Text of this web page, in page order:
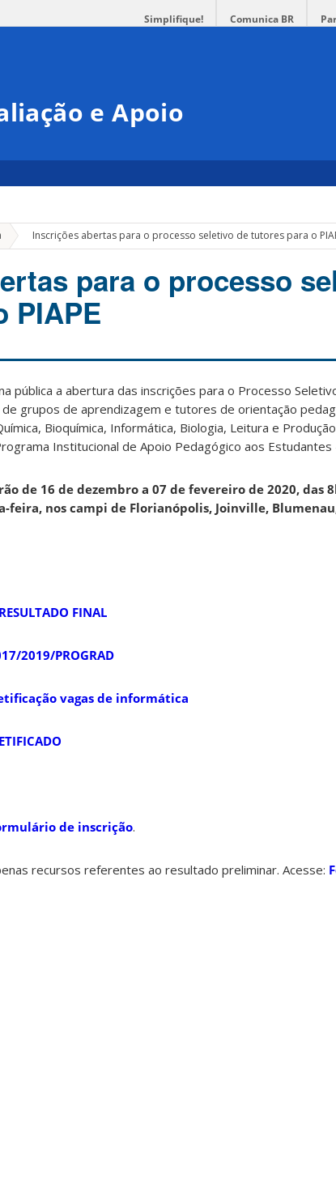
Simplifique! Comunica BR
e Apoio
» Inscrições abertas para o processo seletivo de tutores para o
para o processo
PIAPE
pública a abertura das inscrições para o Processo
grupos de aprendizagem e tutores de orientação
Bioquímica, Informática, Biologia, Leitura e
Institucional de Apoio Pedagógico aos Estudantes
de 16 de dezembro a 07 de fevereiro de 2020, das
feira, nos campi de Florianópolis, Joinville,
FINAL
2019/PROGRAD
vagas de informática
de inscrição.
recursos referentes ao resultado preliminar. Acesse: